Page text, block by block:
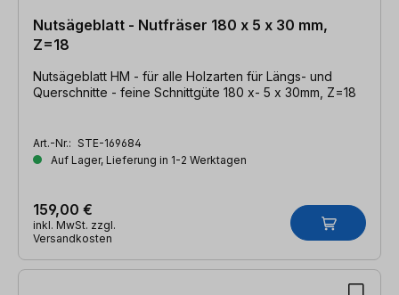
Nutsägeblatt - Nutfräser 180 x 5 x 30 mm,
Z=18
Nutsägeblatt HM - für alle Holzarten für Längs- und
Querschnitte - feine Schnittgüte 180 x- 5 x 30mm, Z=18
Art.-Nr.: STE-169684
Auf Lager, Lieferung in 1-2 Werktagen
159,00 €
inkl. MwSt. zzgl.
Versandkosten